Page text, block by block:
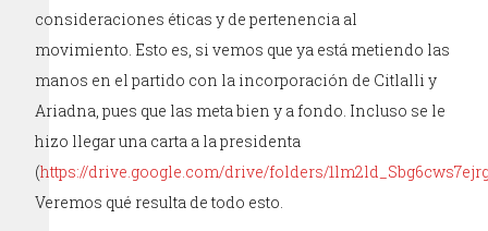
consideraciones éticas y de pertenencia al
movimiento. Esto es, si vemos que ya está metiendo las
manos en el partido con la incorporación de Citlalli y
Ariadna, pues que las meta bien y a fondo. Incluso se le
hizo llegar una carta a la presidenta
(https://drive.google.com/drive/folders/
Veremos qué resulta de todo esto.